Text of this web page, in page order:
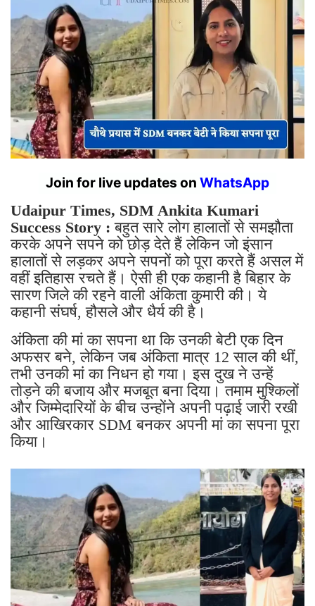
Join for live updates onWhatsApp
Udaipur Times, SDM Ankita Kumari
Success Story : बहुत सारे लोग हालातों से समझौता
करके अपने सपने को छोड़ देते हैं लेकिन जो इंसान
हालातों से लड़कर अपने सपनों को पूरा करते हैं असल में
वहीं इतिहास रचते हैं। ऐसी ही एक कहानी है बिहार के
सारण जिले की रहने वाली अंकिता कुमारी की। ये
कहानी संघर्ष, हौसले और धैर्य की है।
अंकिता की मां का सपना था कि उनकी बेटी एक दिन
अफसर बने, लेकिन जब अंकिता मात्र 12 साल की थीं,
तभी उनकी मां का निधन हो गया। इस दुख ने उन्हें
तोड़ने की बजाय और मजबूत बना दिया। तमाम मुश्किलों
और जिम्मेदारियों के बीच उन्होंने अपनी पढ़ाई जारी रखी
और आखिरकार SDM बनकर अपनी मां का सपना पूरा
किया।